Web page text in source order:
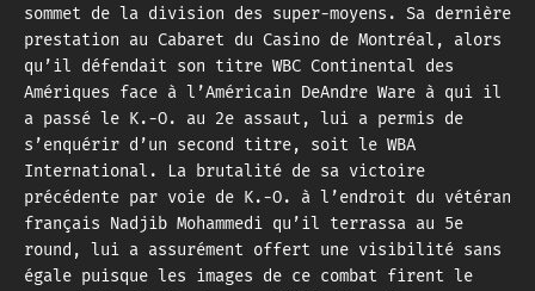
sommet de la division des super-moyens. Sa dernière
prestation au Cabaret du Casino de Montréal, alors
qu’il défendait son titre WBC Continental des
Amériques face à l’Américain DeAndre Ware à qui il
a passé le K.-O. au 2e assaut, lui a permis de
s’enquérir d’un second titre, soit le WBA
International. La brutalité de sa victoire
précédente par voie de K.-O. à l’endroit du vétéran
français Nadjib Mohammedi qu’il terrassa au 5e
round, lui a assurément offert une visibilité sans
égale puisque les images de ce combat firent le